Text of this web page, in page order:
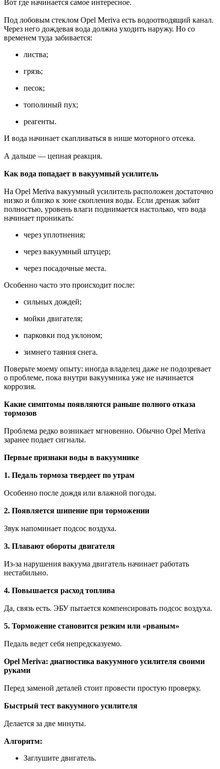
Вот где начинается самое интересное.
Под лобовым стеклом Opel Meriva есть водоотводящий канал.
Через него дождевая вода должна уходить наружу. Но со
временем туда забивается:
листва;
грязь;
песок;
тополиный пух;
реагенты.
И вода начинает скапливаться в нише моторного отсека.
А дальше — цепная реакция.
Как вода попадает в вакуумный усилитель
На Opel Meriva вакуумный усилитель расположен достаточно
низко и близко к зоне скопления воды. Если дренаж забит
полностью, уровень влаги поднимается настолько, что вода
начинает проникать:
через уплотнения;
через вакуумный штуцер;
через посадочные места.
Особенно часто это происходит после:
сильных дождей;
мойки двигателя;
парковки под уклоном;
зимнего таяния снега.
Поверьте моему опыту: иногда владелец даже не подозревает
о проблеме, пока внутри вакуумника уже не начинается
коррозия.
Какие симптомы появляются раньше полного отказа
тормозов
Проблема редко возникает мгновенно. Обычно Opel Meriva
заранее подает сигналы.
Первые признаки воды в вакуумнике
1. Педаль тормоза твердеет по утрам
Особенно после дождя или влажной погоды.
2. Появляется шипение при торможении
Звук напоминает подсос воздуха.
3. Плавают обороты двигателя
Из-за нарушения вакуума двигатель начинает работать
нестабильно.
4. Повышается расход топлива
Да, связь есть. ЭБУ пытается компенсировать подсос воздуха.
5. Торможение становится резким или «рваным»
Педаль ведет себя непредсказуемо.
Opel Meriva: диагностика вакуумного усилителя своими
руками
Перед заменой деталей стоит провести простую проверку.
Быстрый тест вакуумного усилителя
Делается за две минуты.
Алгоритм:
Заглушите двигатель.